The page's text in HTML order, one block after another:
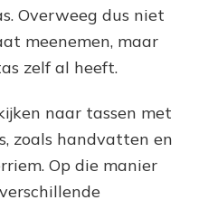
Overweeg dus niet
meenemen, maar
zelf al heeft.
naar tassen met
zoals handvatten en
Op die manier